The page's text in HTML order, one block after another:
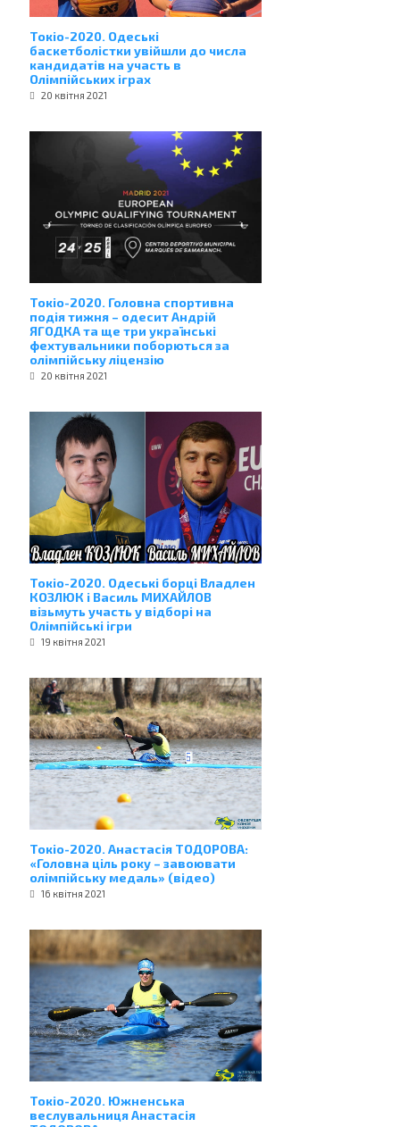
Токіо-2020. Одеські
баскетболістки увійшли до числа
кандидатів на участь в
Олімпійських іграх
20 квітня 2021
Токіо-2020. Головна спортивна
подія тижня – одесит Андрій
ЯГОДКА та ще три українські
фехтувальники поборються за
олімпійську ліцензію
20 квітня 2021
Токіо-2020. Одеські борці Владлен
КОЗЛЮК і Василь МИХАЙЛОВ
візьмуть участь у відборі на
Олімпійські ігри
19 квітня 2021
Токіо-2020. Анастасія ТОДОРОВА:
«Головна ціль року – завоювати
олімпійську медаль» (відео)
16 квітня 2021
Токіо-2020. Южненська
веслувальниця Анастасія